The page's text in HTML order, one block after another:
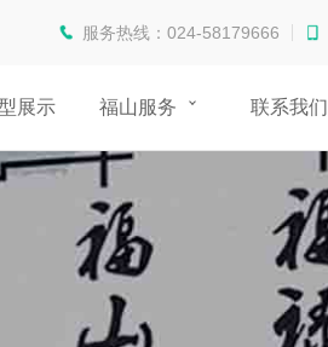
服务热线：024-58179666
展示 福山服务 联系我们